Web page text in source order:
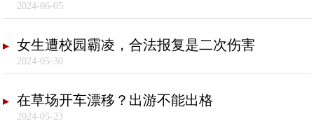
2024-06-05
女生遭校园霸凌，合法报复是二次伤害
2024-05-30
在草场开车漂移？出游不能出格
2024-05-23